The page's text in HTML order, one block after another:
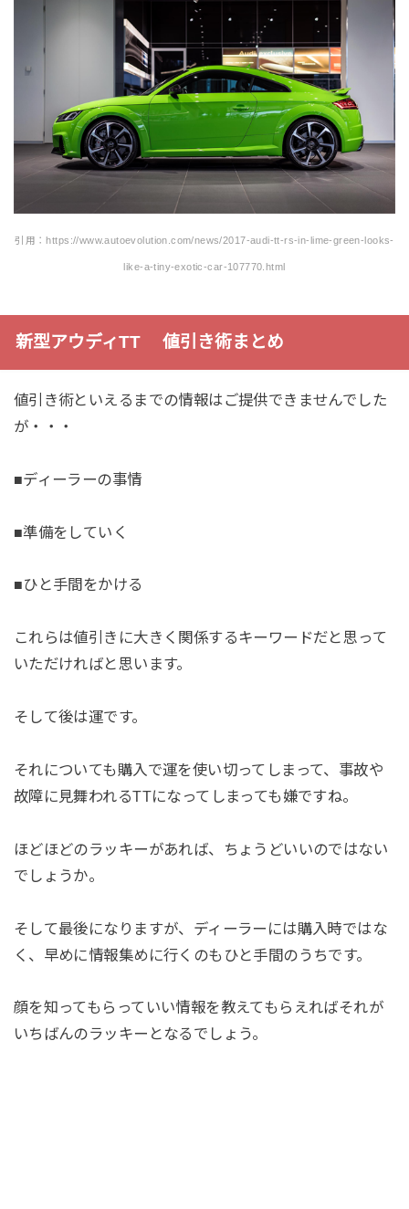
引用：https://www.autoevolution.com/news/2017-audi-tt-rs-in-lime-green-looks-
like-a-tiny-exotic-car-107770.html
新型アウディTT 値引き術まとめ
値引き術といえるまでの情報はご提供できませんでした
が・・・
■ディーラーの事情
■準備をしていく
■ひと手間をかける
これらは値引きに大きく関係するキーワードだと思って
いただければと思います。
そして後は運です。
それについても購入で運を使い切ってしまって、事故や
故障に見舞われるTTになってしまっても嫌ですね。
ほどほどのラッキーがあれば、ちょうどいいのではない
でしょうか。
そして最後になりますが、ディーラーには購入時ではな
く、早めに情報集めに行くのもひと手間のうちです。
顔を知ってもらっていい情報を教えてもらえればそれが
いちばんのラッキーとなるでしょう。